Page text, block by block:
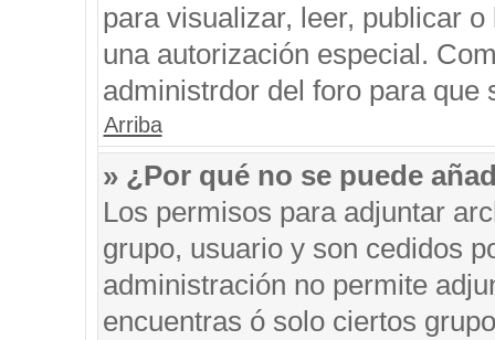
para visualizar, leer, publicar
una autorización especial.
administrdor del foro para que
Arriba
» ¿Por qué no se puede
Los permisos para adjuntar
grupo, usuario y son cedidos
administración no permite
encuentras ó solo ciertos